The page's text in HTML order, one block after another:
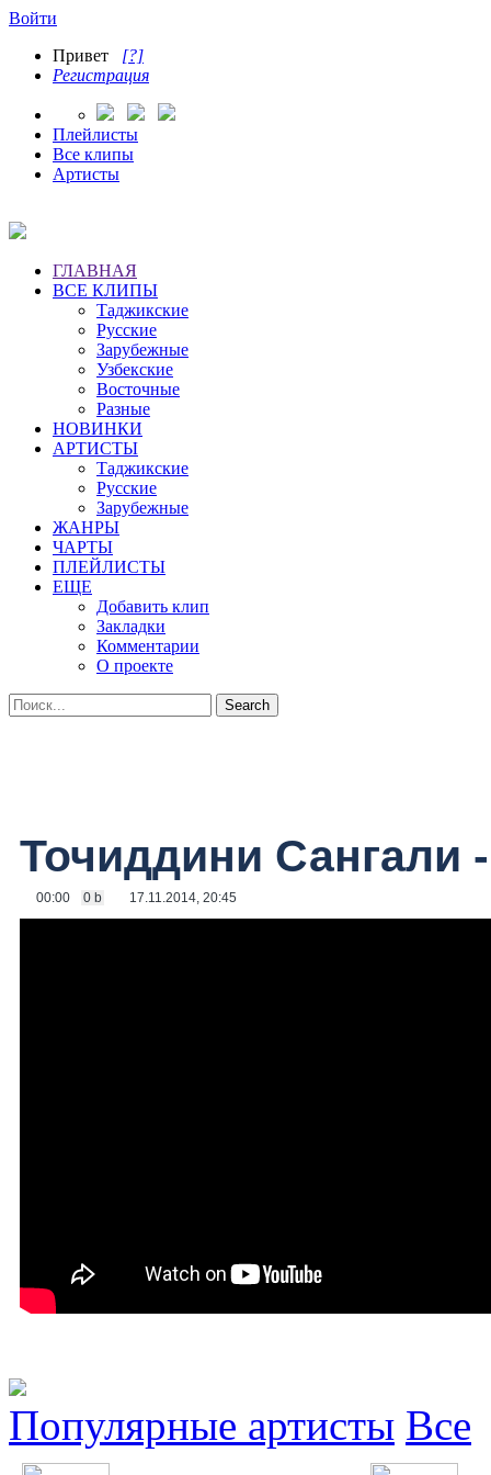
Войти
Привет [?]
Регистрация
Плейлисты
Все клипы
Артисты
ГЛАВНАЯ
ВСЕ КЛИПЫ
Таджикские
Русские
Зарубежные
Узбекские
Восточные
Разные
НОВИНКИ
АРТИСТЫ
Таджикские
Русские
Зарубежные
ЖАНРЫ
ЧАРТЫ
ПЛЕЙЛИСТЫ
ЕЩЕ
Добавить клип
Закладки
Комментарии
О проекте
Точиддини Сангали
00:00 0 b 17.11.2014, 20:45
Популярные артисты Все